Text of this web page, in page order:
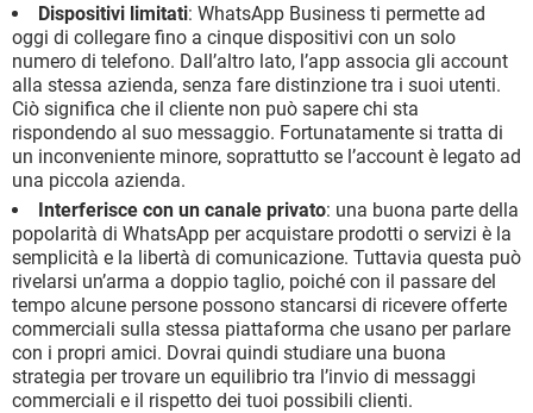
Dispositivi limitati: WhatsApp Business ti permette ad
oggi di collegare fino a cinque dispositivi con un solo
numero di telefono. Dall’altro lato, l’app associa gli account
alla stessa azienda, senza fare distinzione tra i suoi utenti.
Ciò significa che il cliente non può sapere chi sta
rispondendo al suo messaggio. Fortunatamente si tratta di
un inconveniente minore, soprattutto se l’account è legato ad
una piccola azienda.
Interferisce con un canale privato: una buona parte della
popolarità di WhatsApp per acquistare prodotti o servizi è la
semplicità e la libertà di comunicazione. Tuttavia questa può
rivelarsi un’arma a doppio taglio, poiché con il passare del
tempo alcune persone possono stancarsi di ricevere offerte
commerciali sulla stessa piattaforma che usano per parlare
con i propri amici. Dovrai quindi studiare una buona
strategia per trovare un equilibrio tra l’invio di messaggi
commerciali e il rispetto dei tuoi possibili clienti.